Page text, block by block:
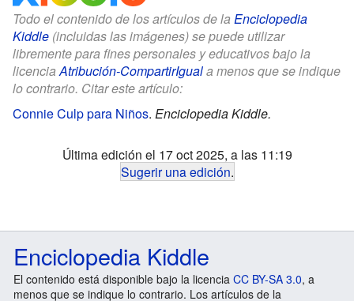
Todo el contenido de los artículos de la Enciclopedia
Kiddle (incluidas las imágenes) se puede utilizar
libremente para fines personales y educativos bajo la
licenciaAtribución-CompartirIguala menos que se indique
lo contrario. Citar este artículo:
Connie Culp para Niños. Enciclopedia Kiddle.
Última edición el 17 oct 2025, a las 11:19
Sugerir una edición.
Enciclopedia Kiddle
El contenido está disponible bajo la licencia CC BY-SA 3.0, a
menos que se indique lo contrario. Los artículos de la